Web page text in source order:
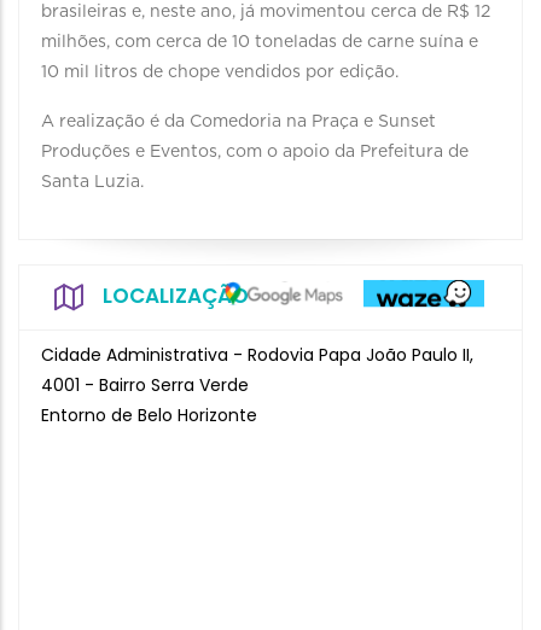
brasileiras e, neste ano, já movimentou cerca de R$ 12
milhões, com cerca de 10 toneladas de carne suína e
10 mil litros de chope vendidos por edição.
A realização é da Comedoria na Praça e Sunset
Produções e Eventos, com o apoio da Prefeitura de
Santa Luzia.
LOCALIZAÇÃO
Cidade Administrativa - Rodovia Papa João Paulo II,
4001 - Bairro Serra Verde
Entorno de Belo Horizonte